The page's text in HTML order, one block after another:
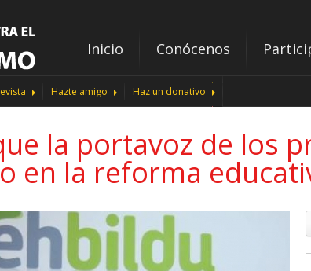
Inicio Conócenos
Hazte amigo Haz un donativo
la portavoz de los
en la reforma